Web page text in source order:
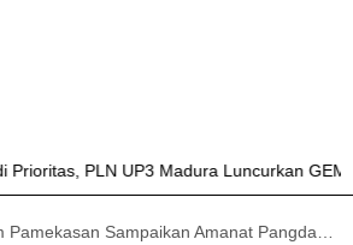
PLN UP3 Madura Luncurkan GEMPUR